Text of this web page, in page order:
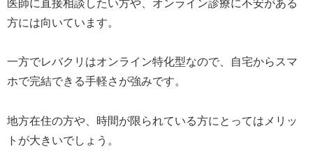
医師に直接相談したい方や、オンライン診療に不安がある
方には向いています。
一方でレバクリはオンライン特化型なので、自宅からスマ
ホで完結できる手軽さが強みです。
地方在住の方や、時間が限られている方にとってはメリッ
トが大きいでしょう。